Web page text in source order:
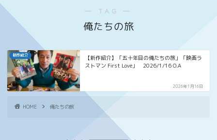
― TAG ―
俺たちの旅
新作紹介
【新作紹介】「五十年目の俺たちの旅」「映画ラ
ストマン First Love」 2026/1/16 O.A
2026年1月16日
HOME 俺たちの旅